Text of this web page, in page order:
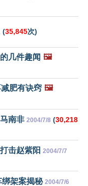
(35,845次)
几件趣闻 🖼️
肥有诀窍 🖼️
南非 2004/7/8 (30,218
击赵紫阳 2004/7/7
绑架案揭秘 2004/7/6